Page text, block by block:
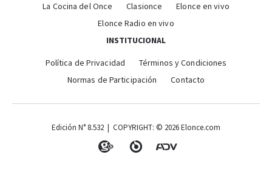
La Cocina del Once
Clasionce
Elonce en vivo
Elonce Radio en vivo
INSTITUCIONAL
Política de Privacidad
Términos y Condiciones
Normas de Participación
Contacto
Edición N° 8.532 | COPYRIGHT: © 2026 Elonce.com